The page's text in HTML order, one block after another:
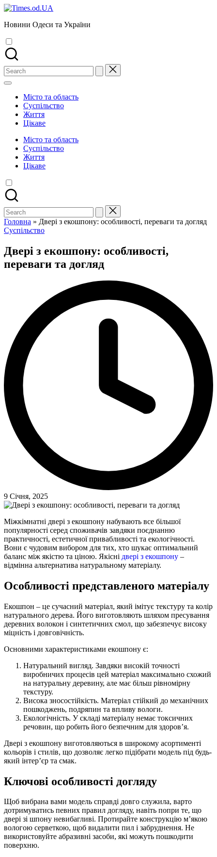
Skip
content
Новини Одеси та України
Search
for:
Місто та область
Суспільство
Життя
Цікаве
Місто та область
Суспільство
Життя
Цікаве
Search
for:
Головна » Двері з екошпону: особливості, переваги та догляд
Posted
Суспільство
Двері з екошпону: особливості,
переваги та догляд
9 Січня, 2025
Міжкімнатні двері з екошпону набувають все більшої
популярності серед споживачів завдяки поєднанню
практичності, естетичної привабливості та екологічності.
Вони є чудовим вибором для тих, хто шукає оптимальний
баланс між якістю та ціною. Якісні двері з екошпону –
відмінна альтернатива натуральному матеріалу.
Особливості представленого матеріалу
Екошпон – це сучасний матеріал, який імітує текстуру та колір
натурального дерева. Його виготовляють шляхом пресування
деревних волокон і синтетичних смол, що забезпечує високу
міцність і довговічність.
Основними характеристиками екошпону є:
Натуральний вигляд. Завдяки високій точності
виробничих процесів цей матеріал максимально схожий
на натуральну деревину, але має більш рівномірну
текстуру.
Висока зносостійкість. Матеріал стійкий до механічних
пошкоджень, подряпин та впливу вологи.
Екологічність. У складі матеріалу немає токсичних
речовин, що робить його безпечним для здоров’я.
Двері з екошпону виготовляються в широкому асортименті
кольорів і стилів, що дозволяє легко підібрати модель під будь-
який інтер’єр та смак.
Ключові особливості догляду
Щоб вибрана вами модель справді довго служила, варто
дотримуватись певних правил догляду, навіть попри те, що
двері зі шпону невибагливі. Протирайте конструкцію м’якою
вологою серветкою, щоб видалити пил і забруднення. Не
використовуйте абразивні засоби, які можуть пошкодити
поверхню.